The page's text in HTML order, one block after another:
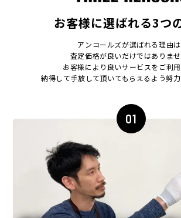
お客様に選ばれる3つ
アンコールズが選ばれる理由は
査定価格が良いだけではありませ
お客様により良いサービスをご利用
納得して手放して頂いてもらえるよう努
01